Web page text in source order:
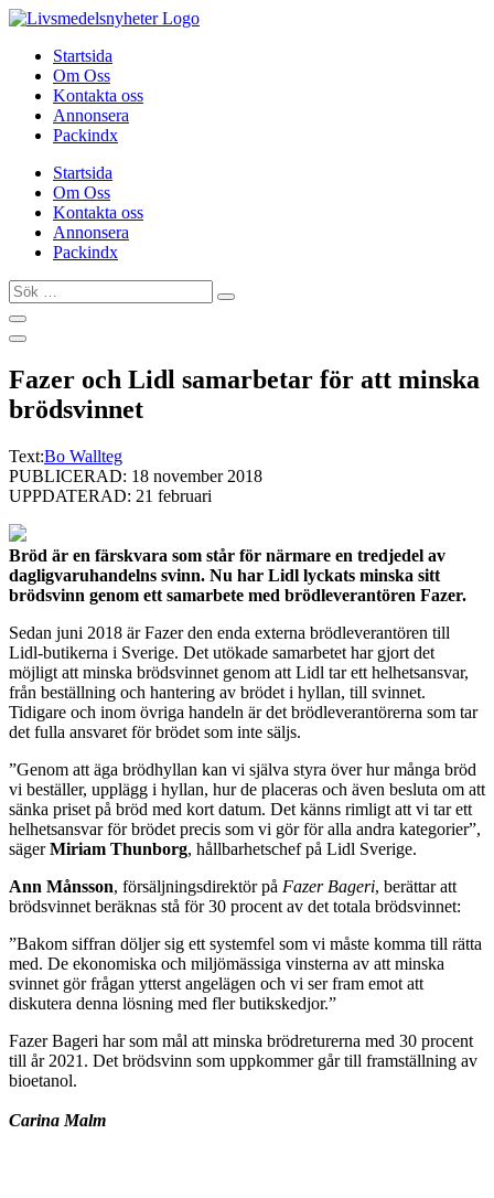
Hoppa
innehållStartsida
Om Oss
Kontakta oss
Annonsera
Packindx
Startsida
Om Oss
Kontakta oss
Annonsera
Packindx
Sök
…
Fazer och Lidl samarbetar för att minska
brödsvinnet
Text:Bo Wallteg
PUBLICERAD: 18 november 2018
UPPDATERAD: 21 februari
Bröd är en färskvara som står för närmare en tredjedel av
dagligvaruhandelns svinn. Nu har Lidl lyckats minska sitt
brödsvinn genom ett samarbete med brödleverantören Fazer.
Sedan juni 2018 är Fazer den enda externa brödleverantören till
Lidl-butikerna i Sverige. Det utökade samarbetet har gjort det
möjligt att minska brödsvinnet genom att Lidl tar ett helhetsansvar,
från beställning och hantering av brödet i hyllan, till svinnet.
Tidigare och inom övriga handeln är det brödleverantörerna som tar
det fulla ansvaret för brödet som inte säljs.
”Genom att äga brödhyllan kan vi själva styra över hur många bröd
vi beställer, upplägg i hyllan, hur de placeras och även besluta om att
sänka priset på bröd med kort datum. Det känns rimligt att vi tar ett
helhetsansvar för brödet precis som vi gör för alla andra kategorier”,
sägerMiriam Thunborg, hållbarhetschef på Lidl Sverige.
Ann Månsson, försäljningsdirektör på Fazer Bageri, berättar att
brödsvinnet beräknas stå för 30 procent av det totala brödsvinnet:
”Bakom siffran döljer sig ett systemfel som vi måste komma till rätta
med. De ekonomiska och miljömässiga vinsterna av att minska
svinnet gör frågan ytterst angelägen och vi ser fram emot att
diskutera denna lösning med fler butikskedjor.”
Fazer Bageri har som mål att minska brödreturerna med 30 procent
till år 2021. Det brödsvinn som uppkommer går till framställning av
bioetanol.
Carina Malm